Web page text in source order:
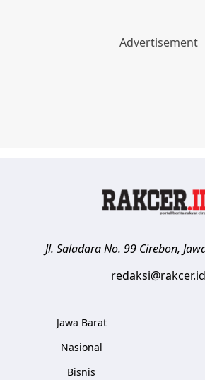
Jl. Saladara No. 99 Cirebon,
redaksi@rakcer.id
Jawa Barat
Nasional
Bisnis